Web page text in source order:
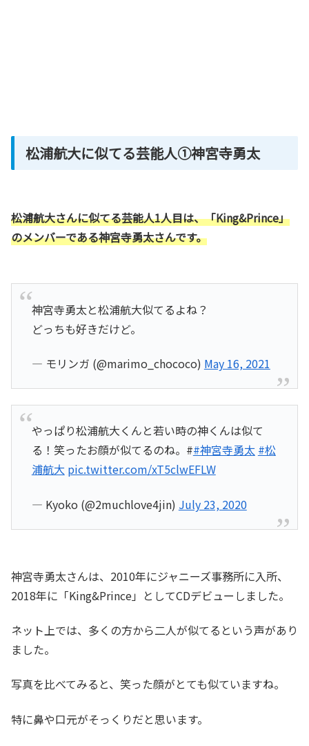
松浦航大に似てる芸能人①神宮寺勇太
松浦航大さんに似てる芸能人1人目は、「King&Prince」
のメンバーである神宮寺勇太さんです。
神宮寺勇太と松浦航大似てるよね？
どっちも好きだけど。
— モリンガ (@marimo_chococo) May 16, 2021
やっぱり松浦航大くんと若い時の神くんは似て
る！笑ったお顔が似てるのね。##神宮寺勇太 #松
浦航大 pic.twitter.com/xT5clwEFLW
— Kyoko (@2muchlove4jin) July 23, 2020
神宮寺勇太さんは、2010年にジャニーズ事務所に入所、
2018年に「King&Prince」としてCDデビューしました。
ネット上では、多くの方から二人が似てるという声があり
ました。
写真を比べてみると、笑った顔がとても似ていますね。
特に鼻や口元がそっくりだと思います。